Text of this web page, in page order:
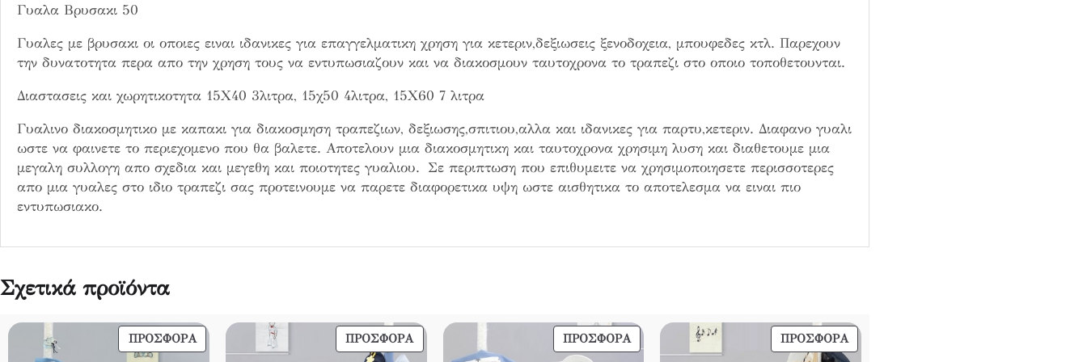
€
τ
η
τ
Γυαλα Βρυσακι 50
Γυαλες με βρυσακι οι οποιες ειναι ιδανικες για επαγγελματικη χρηση για κετεριν,δεξιωσεις ξενοδοχεια, μπουφεδες κτλ. Παρεχουν
την δυνατοτητα περα απο την χρηση τους να εντυπωσιαζουν και να διακοσμουν ταυτοχρονα το τραπεζι στο οποιο τοποθετουνται.
Διαστασεις και χωρητικοτητα 15Χ40 3λιτρα, 15χ50 4λιτρα, 15Χ60 7 λιτρα
Γυαλινο διακοσμητικο με καπακι για διακοσμηση τραπεζιων, δεξιωσης,σπιτιου,αλλα και ιδανικες για παρτυ,κετεριν. Διαφανο γυαλι
ωστε να φαινετε το περιεχομενο που θα βαλετε. Αποτελουν μια διακοσμητικη και ταυτοχρονα χρησιμη λυση και διαθετουμε μια
μεγαλη συλλογη απο σχεδια και μεγεθη και ποιοτητες γυαλιου. Σε περιπτωση που επιθυμειτε να χρησιμοποιησετε περισσοτερες
απο μια γυαλες στο ιδιο τραπεζι σας προτεινουμε να παρετε διαφορετικα υψη ωστε αισθητικα το αποτελεσμα να ειναι πιο
εντυπωσιακο.
Σχετικά προϊόντα
ΠΡΟΣΦΟΡΆΠΡΟΪΌΝ
ΠΡΟΣΦΟΡΆΠΡΟΪΌΝ
ΠΡΟΣΦΟΡΆΠΡΟΪΌΝ
ΠΡΟΣΦΟΡΆΠΡΟΪΌΝ
ΣΕ